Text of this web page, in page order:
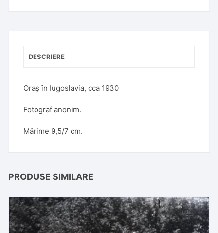
DESCRIERE
Oraș în Iugoslavia, cca 1930
Fotograf anonim.
Mărime 9,5/7 cm.
PRODUSE SIMILARE